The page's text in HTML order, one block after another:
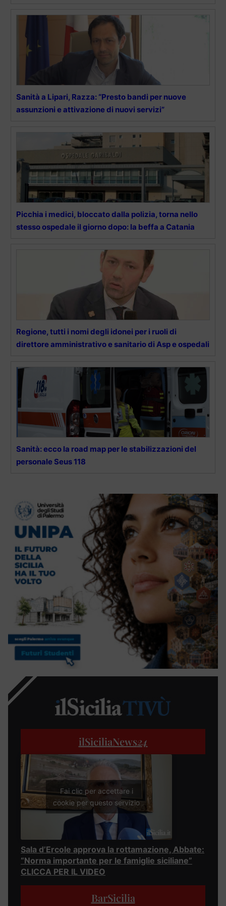
Sanità a Lipari, Razza: “Presto bandi per nuove
assunzioni e attivazione di nuovi servizi”
Picchia i medici, bloccato dalla polizia, torna nello
stesso ospedale il giorno dopo: la beffa a Catania
Regione, tutti i nomi degli idonei per i ruoli di
direttore amministrativo e sanitario di Asp e ospedali
Sanità: ecco la road map per le stabilizzazioni del
personale Seus 118
ilSiciliaNews24
Fai clic per accettare i
cookie per questo servizio
Sala d’Ercole approva la rottamazione, Abbate:
“Norma importante per le famiglie siciliane”
CLICCA PER IL VIDEO
BarSicilia